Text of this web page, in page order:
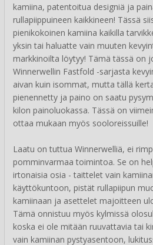
kamiina, patentoitua designiä ja
rullapiippuineen kaikkineen! Tässä
pienikokoinen kamiina kaikilla
yksin tai haluatte vain muuten
markkinoilta löytyy! Tämä tässä on
Winnerwellin Fastfold -sarjasta
aivan kuin isommat, mutta tällä
pienennetty ja paino on saatu
kilon painoluokassa. Tässä on
ottaa mukaan myös sooloreissuille!
Laatu on tuttua Winnerwelliä, ei
pomminvarmaa toimintoa. Se on
irtonaisia osia - taittelet vain
käyttökuntoon, pistät rullapiipun
kamiinaan ja asettelet majoitteen
Tämä onnistuu myös kylmissä
koska ei ole mitään ruuvattavia tai
vain kamiinan pystyasentoon,